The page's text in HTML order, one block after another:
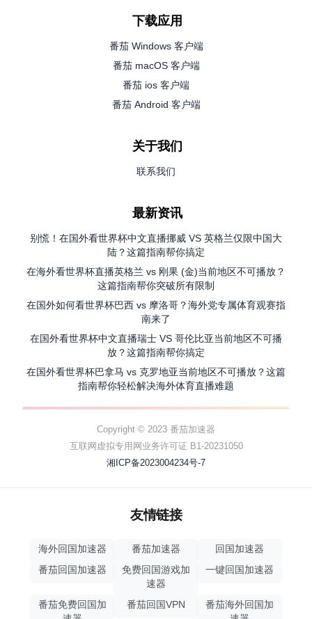
下载应用
番茄 Windows 客户端
番茄 macOS 客户端
番茄 ios 客户端
番茄 Android 客户端
关于我们
联系我们
最新资讯
别慌！在国外看世界杯中文直播挪威 VS 英格兰仅限中国大
陆？这篇指南帮你搞定
在海外看世界杯直播英格兰 vs 刚果 (金)当前地区不可播放？
这篇指南帮你突破所有限制
在国外如何看世界杯巴西 vs 摩洛哥？海外党专属体育观赛指
南来了
在国外看世界杯中文直播瑞士 VS 哥伦比亚当前地区不可播
放？这篇指南帮你搞定
在国外看世界杯巴拿马 vs 克罗地亚当前地区不可播放？这篇
指南帮你轻松解决海外体育直播难题
Copyright © 2023 番茄加速器
互联网虚拟专用网业务许可证 B1-20231050
湘ICP备2023004234号-7
友情链接
海外回国加速器 番茄加速器
回国加速器
番茄回国加速器
免费回国游戏加
速器
一键回国加速器
番茄免费回国加
番茄回国VPN
番茄海外回国加